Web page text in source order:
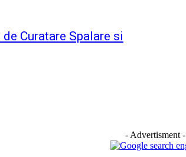
Curatare Spalare si
- Advertisment -